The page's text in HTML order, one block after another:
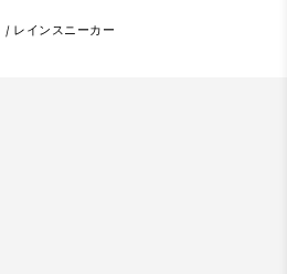
/ レインスニーカー